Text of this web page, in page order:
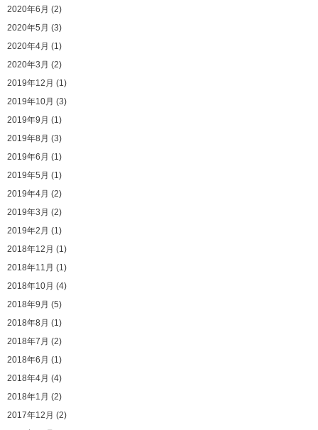
2020年6月 (2)
2020年5月 (3)
2020年4月 (1)
2020年3月 (2)
2019年12月 (1)
2019年10月 (3)
2019年9月 (1)
2019年8月 (3)
2019年6月 (1)
2019年5月 (1)
2019年4月 (2)
2019年3月 (2)
2019年2月 (1)
2018年12月 (1)
2018年11月 (1)
2018年10月 (4)
2018年9月 (5)
2018年8月 (1)
2018年7月 (2)
2018年6月 (1)
2018年4月 (4)
2018年1月 (2)
2017年12月 (2)